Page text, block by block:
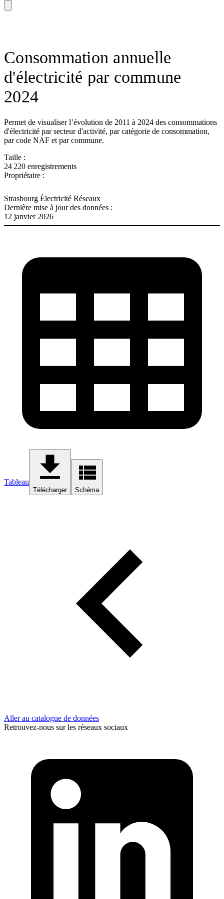
Consommation annuelle
d'électricité par commune
2024
Permet de visualiser l’évolution de 2011 à 2024 des consommations
d'électricité par secteur d'activité, par catégorie de consommation,
par code NAF et par commune.
Taille :
24 220 enregistrements
Propriétaire :
Strasbourg Électricité Réseaux
Dernière mise à jour des données :
12 janvier 2026
Tableau
Télécharger Schéma
Aller au catalogue de données
Retrouvez-nous sur les réseaux sociaux